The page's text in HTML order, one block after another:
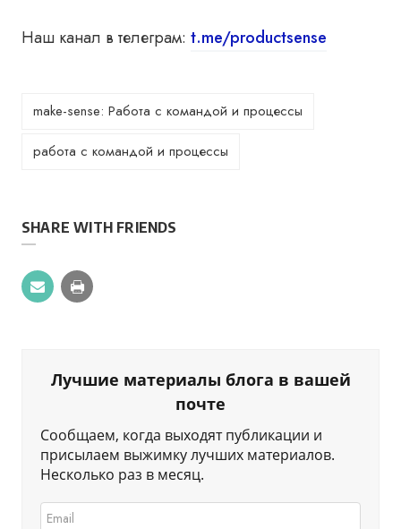
Наш канал в телеграм: t.me/productsense
make-sense: Работа с командой и процессы
работа с командой и процессы
SHARE WITH FRIENDS
Лучшие материалы блога в вашей
почте
Сообщаем, когда выходят публикации и
присылаем выжимку лучших материалов.
Несколько раз в месяц.